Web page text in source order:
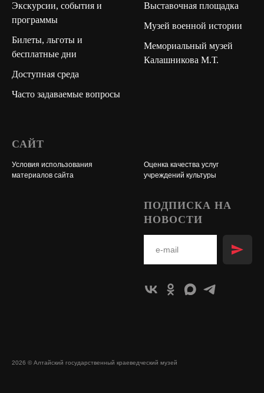
Экскурсии, события и
программы
Билеты, льготы и
бесплатные дни
Доступная среда
Часто задаваемые вопросы
Выставочная площадка
Музей военной истории
Мемориальный музей
Калашникова М.Т.
САЙТ
Условия использования
материалов сайта
Оценка качества услуг
учреждений культуры
ПОДПИСКА НА
НОВОСТИ
2026 © Алтайский государственный краеведческий музей